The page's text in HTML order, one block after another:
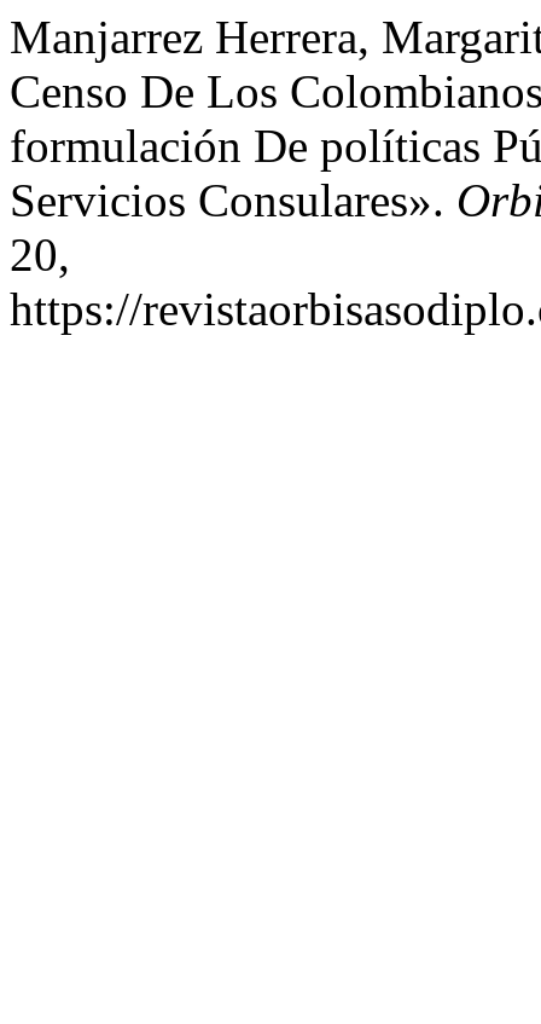
Manjarrez Herrera,
Censo De Los
formulación De políticas
Servicios Consulares».
20,
https://